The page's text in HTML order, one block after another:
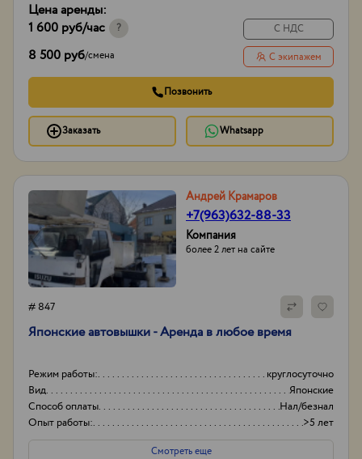
Цена аренды:
1 600 руб/час ?
8 500 руб/смена
С НДС
С экипажем
Позвонить
Заказать Whatsapp
Андрей Крамаров
+7(963)632-88-33
Компания
более 2 лет на сайте
# 847
Японские автовышки - Аренда в любое время
Режим работы:
круглосуточно
Вид
Японские
Способ оплаты
Нал/безнал
Опыт работы:
>5 лет
Смотреть еще